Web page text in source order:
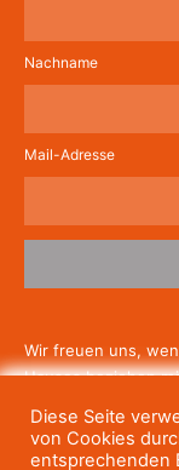
Nachname
Mail-Adresse
Wir freuen uns,
Hauses beziehen
um die Newsletter-
Gratis-News
Diese Seite
von Cookies
entsprechenden